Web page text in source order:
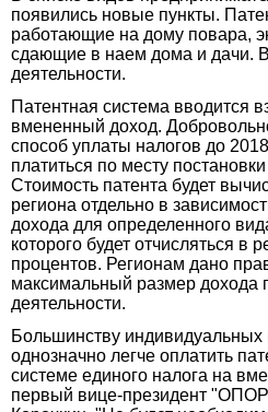
появились новые пункты.
работающие на дому повара,
сдающие в наем дома и дачи.
деятельности.
Патентная система вводится
вмененный доход.
способ уплаты налогов до
платиться по месту
Стоимость патента будет
региона отдельно в
дохода для определенного
которого будет отчисляться в
процентов. Регионам дано
максимальный размер дохода
деятельности.
Большинству индивидуальных
однозначно легче оплатить
системе единого налога на
первый вице-президент